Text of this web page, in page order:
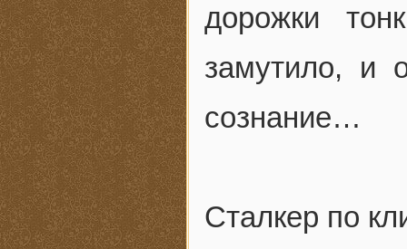
дорожки
замутило, и
сознание…
Сталкер по